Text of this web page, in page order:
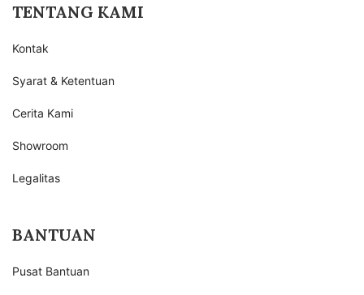
TENTANG KAMI
Kontak
Syarat & Ketentuan
Cerita Kami
Showroom
Legalitas
BANTUAN
Pusat Bantuan